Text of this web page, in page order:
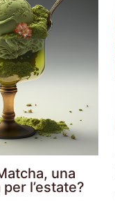
una
l’estate?